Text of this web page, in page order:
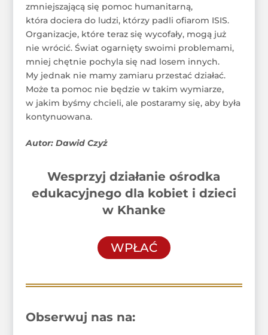
zmniejszającą się pomoc humanitarną,
która dociera do ludzi, którzy padli ofiarom ISIS.
Organizacje, które teraz się wycofały, mogą już
nie wrócić. Świat ogarnięty swoimi problemami,
mniej chętnie pochyla się nad losem innych.
My jednak nie mamy zamiaru przestać działać.
Może ta pomoc nie będzie w takim wymiarze,
w jakim byśmy chcieli, ale postaramy się, aby była
kontynuowana.
Autor: Dawid Czyż
Wesprzyj działanie ośrodka
edukacyjnego dla kobiet i dzieci
w Khanke
WPŁAĆ
Obserwuj nas na: